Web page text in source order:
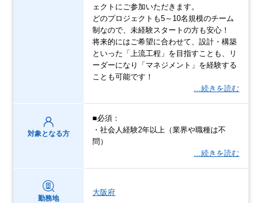
ェクトにご参加いただきます。
どのプロジェクトも5～10名規模のチーム
制なので、未経験スタートの方も安心！
将来的にはご希望に合わせて、設計・構築
といった「上流工程」を目指すことも、リ
ーダーになり「マネジメント」を経験する
ことも可能です！
…続きを読む
対象となる方
■必須：
・社会人経験2年以上（業界や職種は不
問）
…続きを読む
勤務地
大阪府